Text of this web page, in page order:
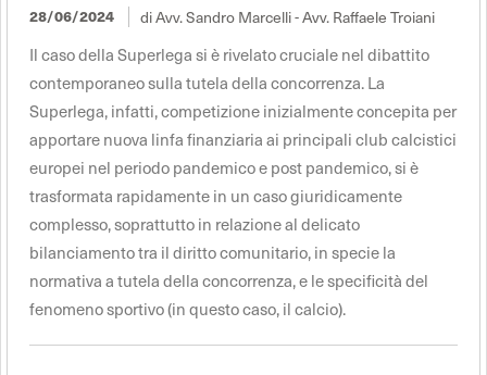
28/06/2024 di Avv. Sandro Marcelli - Avv. Raffaele Troiani
Il caso della Superlega si è rivelato cruciale nel dibattito
contemporaneo sulla tutela della concorrenza. La
Superlega, infatti, competizione inizialmente concepita per
apportare nuova linfa finanziaria ai principali club calcistici
europei nel periodo pandemico e post pandemico, si è
trasformata rapidamente in un caso giuridicamente
complesso, soprattutto in relazione al delicato
bilanciamento tra il diritto comunitario, in specie la
normativa a tutela della concorrenza, e le specificità del
fenomeno sportivo (in questo caso, il calcio).